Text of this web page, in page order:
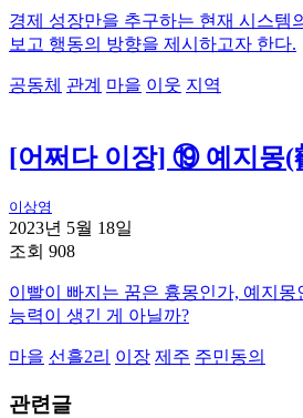
경제 성장만을 추구하는 현재 시스템
보고 행동의 방향을 제시하고자 한다.
공동체 관계 마을 이웃 지역
[어쩌다 이장] ⑲ 예지몽(
이상영
2023년 5월 18일
조회 908
이빨이 빠지는 꿈은 흉몽인가, 예지
능력이 생긴 게 아닐까?
마을 선흘2리 이장 제주 주민동의
관련글